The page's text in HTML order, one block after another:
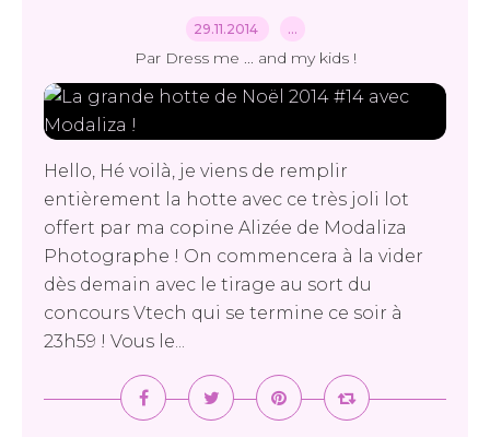
29.11.2014 …
Par Dress me ... and my kids !
Hello, Hé voilà, je viens de remplir
entièrement la hotte avec ce très joli lot
offert par ma copine Alizée de Modaliza
Photographe ! On commencera à la vider
dès demain avec le tirage au sort du
concours Vtech qui se termine ce soir à
23h59 ! Vous le...